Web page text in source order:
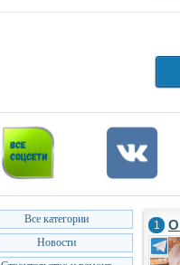
Все категории
Новости
1